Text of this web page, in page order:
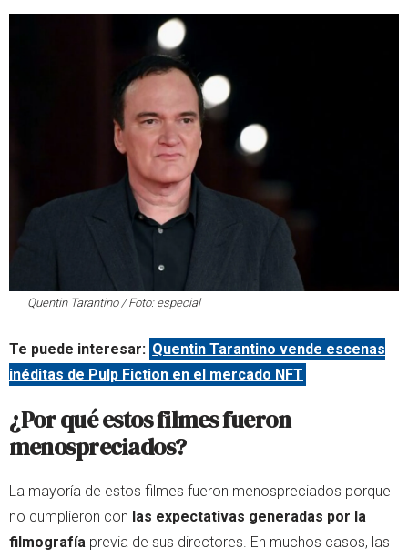
Quentin Tarantino / Foto: especial
Te puede interesar: Quentin Tarantino vende escenas
inéditas de Pulp Fiction en el mercado NFT
¿Por qué estos filmes fueron
menospreciados?
La mayoría de estos filmes fueron menospreciados porque
no cumplieron con las expectativas generadas por la
filmografía previa de sus directores. En muchos casos, las